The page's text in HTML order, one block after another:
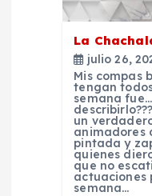
La
julio 26,
Mis compas
tengan
semana
un
animadores
pintada y
quienes
que no
actuaciones
semana…